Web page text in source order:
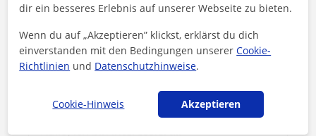
dir ein besseres Erlebnis auf unserer Webseite zu bieten.
Wenn du auf „Akzeptieren” klickst, erklärst du dich
einverstanden mit den Bedingungen unsererCookie-
Richtlinien und Datenschutzhinweise.
Cookie-Hinweis Akzeptieren